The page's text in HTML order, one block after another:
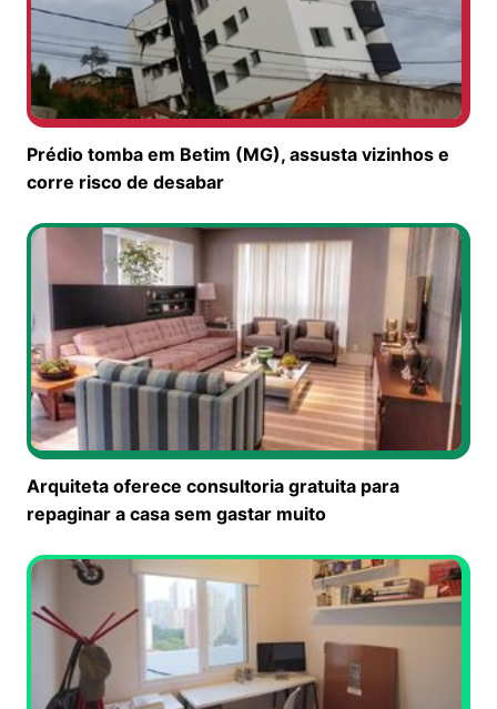
Prédio tomba em Betim (MG), assusta vizinhos e
corre risco de desabar
Arquiteta oferece consultoria gratuita para
repaginar a casa sem gastar muito